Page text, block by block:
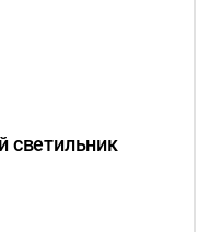
светильник